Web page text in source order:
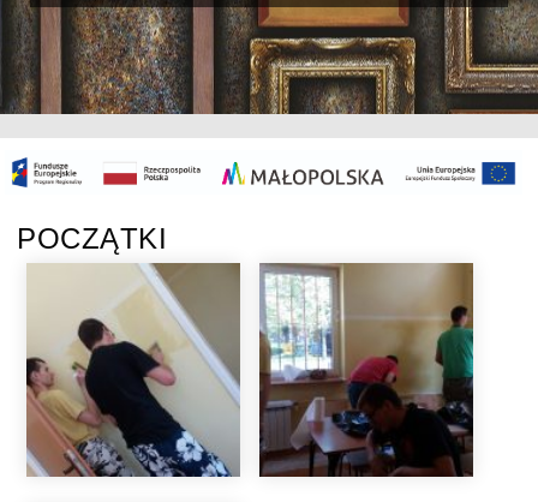
POCZĄTKI